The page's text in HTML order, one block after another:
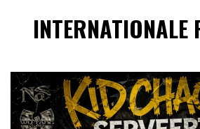
INTERNATIONALE